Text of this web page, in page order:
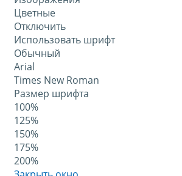
Цветные
Отключить
Использовать шрифт
Обычный
Arial
Times New Roman
Размер шрифта
100%
125%
150%
175%
200%